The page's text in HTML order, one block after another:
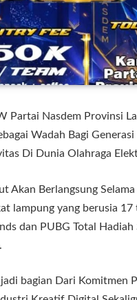
Partai Nasdem Provinsi
Wadah Bagi
Di Dunia Olahraga
Akan Berlangsung
lampung yang berusia
dan PUBG Total
bagian Dari Komitmen